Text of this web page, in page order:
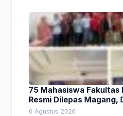
75 Mahasiswa Fakultas
Resmi Dilepas Magang,
Empat Pesan Penting
6 Agustus 2026